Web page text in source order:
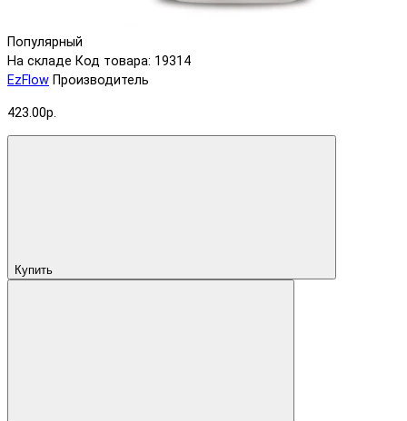
Популярный
На складе Код товара: 19314
EzFlow Производитель
423.00р.
Купить